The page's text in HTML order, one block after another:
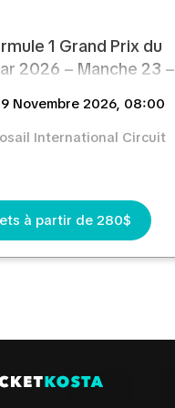
1 Grand Prix du
2026 – Manche 23 –
Novembre 2026, 08:00
International Circuit
à partir de 280$